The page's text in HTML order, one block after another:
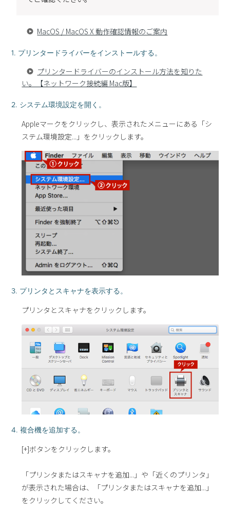
MacOS / MacOS X 動作確認情報のご案内
1. プリンタードライバーをインストールする。
プリンタードライバーのインストール方法を知りた
い。【ネットワーク接続編 Mac版】
2. システム環境設定を開く。
Appleマークをクリックし、表示されたメニューにある「シ
ステム環境設定...」をクリックします。
3. プリンタとスキャナを表示する。
プリンタとスキャナをクリックします。
4. 複合機を追加する。
[+]ボタンをクリックします。
「プリンタまたはスキャナを追加...」や「近くのプリンタ」
が表示された場合は、「プリンタまたはスキャナを追加...」
をクリックしてください。